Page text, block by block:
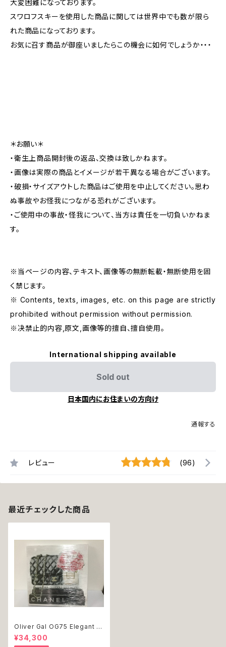
大変困難になっております。
スワロフスキーを使用した商品に関しては世界中でも数が限ら
れた商品になっております。
お気に召す商品が御座いましたらこの機会に如何でしょうか・・・
＊お願い＊
・衛生上商品開封後の返品、交換は致しかねます。
・画像は実際の商品とイメージが若干異なる場合がございます。
・破損・サイズアウトした商品はご使用を中止してください。思わ
ぬ事故やお怪我につながる恐れがございます。
・ご使用中の事故・怪我について、当方は責任を一切負いかねま
す。
※当ページの内容、テキスト、画像等の無断転載・無断使用を固
く禁じます。
※ Contents, texts, images, etc. on this page are strictly
prohibited without permission without permission.
※决禁止的内容,原文,画像等的擅自、擅自使用。
International shipping available
Sold out
日本国内にお住まいの方向け
通報する
レビュー (96)
最近チェックした商品
Oliver Gal OG75 Elegant E
ssentials Paris 絵 アート イ
ンテリア お祝い 贈り物 プレゼ
¥34,300